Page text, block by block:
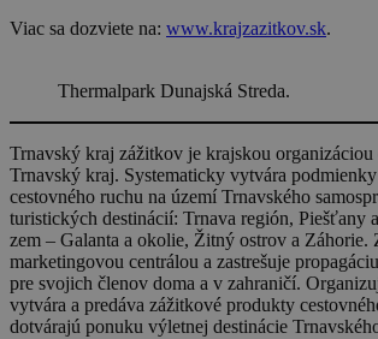
Viac sa dozviete na: www.krajzazitkov.sk.
Thermalpark Dunajská Streda.
Trnavský kraj zážitkov je krajskou organizáciou
Trnavský kraj. Systematicky vytvára
cestovného ruchu na území Trnavského
turistických destinácií: Trnava región, Piešťany
zem – Galanta a okolie, Žitný ostrov a Záhorie.
marketingovou centrálou a zastrešuje
pre svojich členov doma a v zahraničí.
vytvára a predáva zážitkové produkty
dotvárajú ponuku výletnej destinácie